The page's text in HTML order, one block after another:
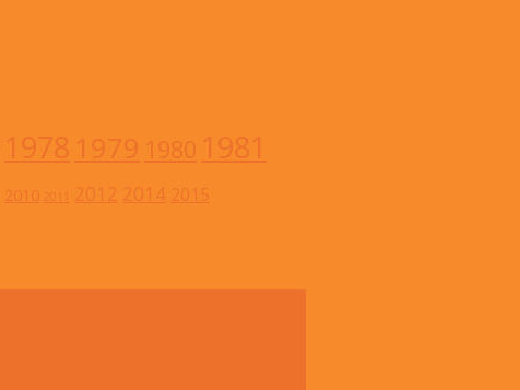
1978 1979 1980 1981
2010 2011 2012 2014 2015